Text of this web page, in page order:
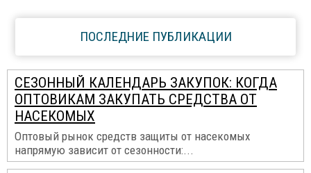
ПОСЛЕДНИЕ ПУБЛИКАЦИИ
СЕЗОННЫЙ КАЛЕНДАРЬ ЗАКУПОК: КОГДА
ОПТОВИКАМ ЗАКУПАТЬ СРЕДСТВА ОТ
НАСЕКОМЫХ
Оптовый рынок средств защиты от насекомых
напрямую зависит от сезонности:...